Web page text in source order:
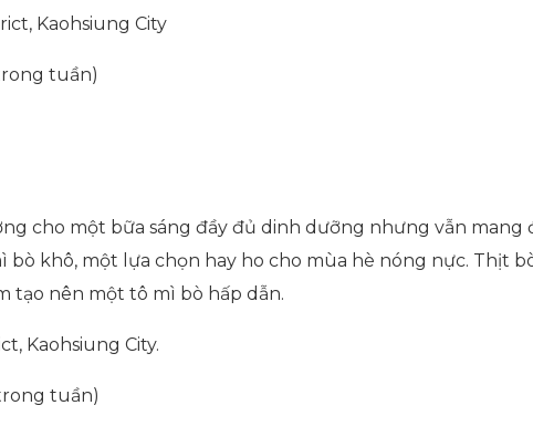
Kaohsiung City
tuần)
cho một bữa sáng đầy đủ dinh dưỡng nhưng vẫn mang
khô, một lựa chọn hay ho cho mùa hè nóng nực. Thịt
tạo nên một tô mì bò hấp dẫn.
Kaohsiung City.
tuần)